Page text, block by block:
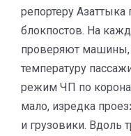
репортеру
блокпостов. На
проверяют
температуру
режим ЧП по
мало, изредка
и грузовики. Вдоль